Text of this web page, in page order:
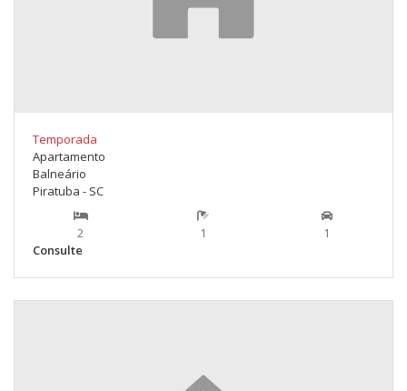
Temporada
Apartamento
Balneário
Piratuba - SC
2 1
1
Consulte